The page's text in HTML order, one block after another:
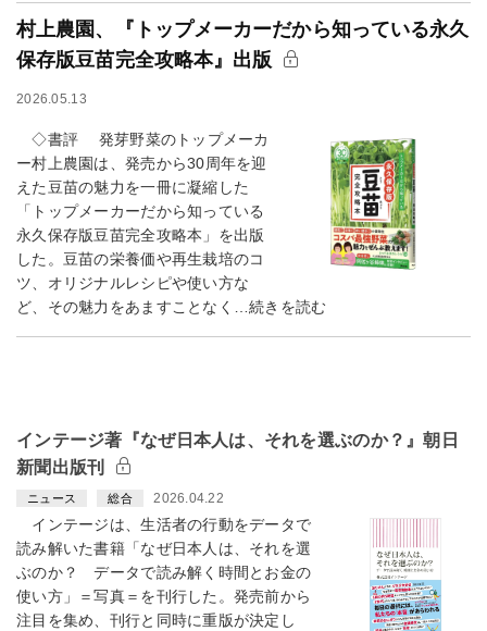
村上農園、『トップメーカーだから知っている永久
保存版豆苗完全攻略本』出版
2026.05.13
◇書評 発芽野菜のトップメーカ
ー村上農園は、発売から30周年を迎
えた豆苗の魅力を一冊に凝縮した
「トップメーカーだから知っている
永久保存版豆苗完全攻略本」を出版
した。豆苗の栄養価や再生栽培のコ
ツ、オリジナルレシピや使い方な
ど、その魅力をあますことなく…続きを読む
インテージ著『なぜ日本人は、それを選ぶのか？』朝日
新聞出版刊
ニュース 総合 2026.04.22
インテージは、生活者の行動をデータで
読み解いた書籍「なぜ日本人は、それを選
ぶのか？ データで読み解く時間とお金の
使い方」＝写真＝を刊行した。発売前から
注目を集め、刊行と同時に重版が決定し